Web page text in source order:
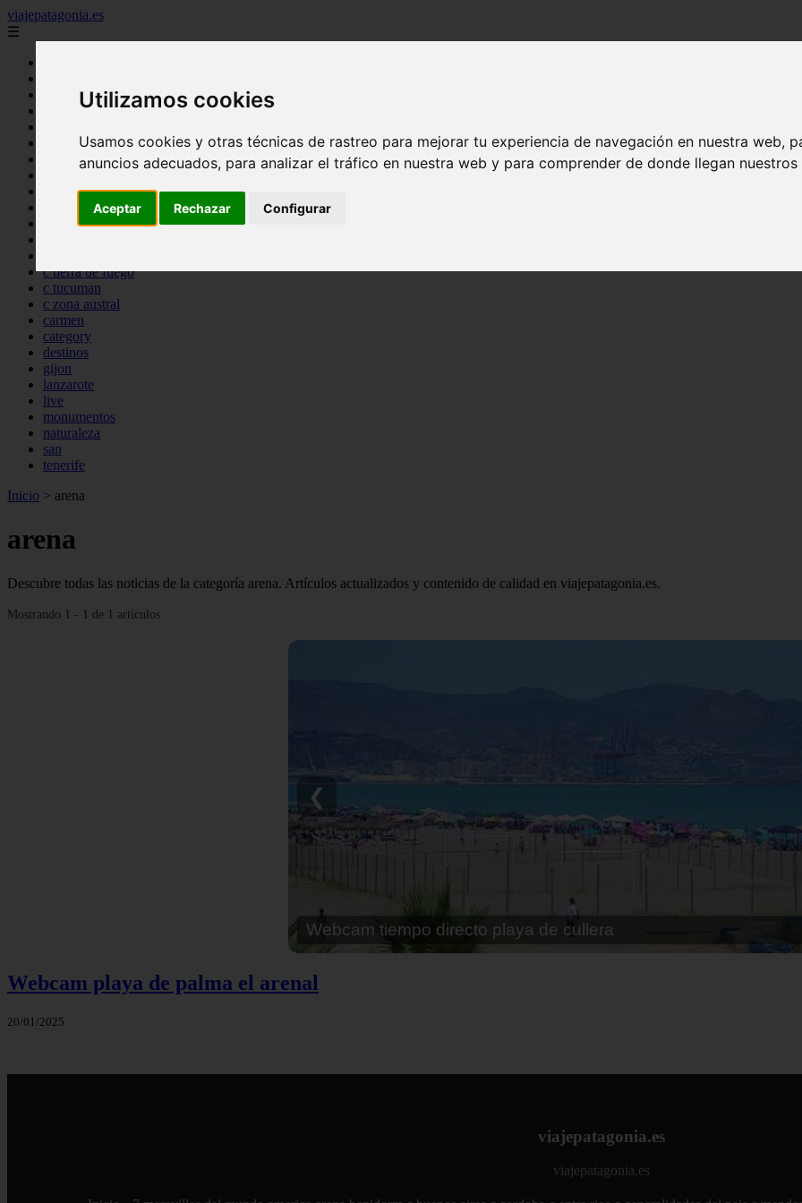
Utilizamos cookies
Usamos cookies y otras técnicas de rastreo para mejorar tu experiencia de navegación en nuestra web,
anuncios adecuados, para analizar el tráfico en nuestra web y para comprender de donde llegan
Aceptar Rechazar Configurar
viajepatagonia.es
☰
benidorm
c cordoba
c entre rios
c mendoza
c neuquen
c provincias
c tierra de fuego
c tucuman
c zona austral
carmen
category
destinos
gijon
lanzarote
live
monumentos
naturaleza
san
tenerife
Inicio > arena
arena
Descubre todas las noticias de la categoría arena. Artículos actualizados y contenido de calidad en viajepatagonia.es.
Mostrando 1 - 1 de 1 artículos
Webcam tiempo directo playa de cullera
❮
Webcam playa de palma el arenal
20/01/2025
viajepatagonia.es
viajepatagonia.es